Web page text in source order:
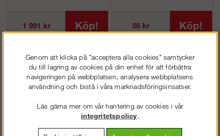
1 991 kr Köp! 58 kr Köp!
Genom att klicka på "acceptera alla cookies" samtycker
du till lagring av cookies på din enhet för att förbättra
navigeringen på webbplatsen, analysera webbplatsens
användning och bistå i våra marknadsföringsinsatser.
Läs gärna mer om vår hantering av cookies i vår
integritetspolicy.